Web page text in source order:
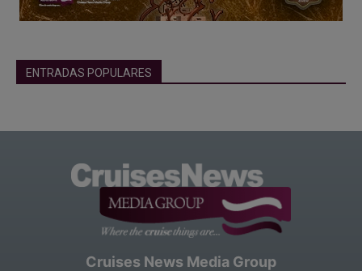
ENTRADAS POPULARES
Cruises News Media Group